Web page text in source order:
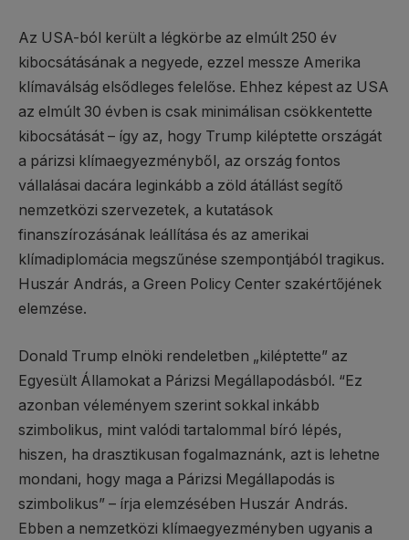
Az USA-ból került a légkörbe az elmúlt 250 év
kibocsátásának a negyede, ezzel messze Amerika
klímaválság elsődleges felelőse. Ehhez képest az USA
az elmúlt 30 évben is csak minimálisan csökkentette
kibocsátását – így az, hogy Trump kiléptette országát
a párizsi klímaegyezményből, az ország fontos
vállalásai dacára leginkább a zöld átállást segítő
nemzetközi szervezetek, a kutatások
finanszírozásának leállítása és az amerikai
klímadiplomácia megszűnése szempontjából tragikus.
Huszár András, a Green Policy Center szakértőjének
elemzése.
Donald Trump elnöki rendeletben „kiléptette” az
Egyesült Államokat a Párizsi Megállapodásból. “Ez
azonban véleményem szerint sokkal inkább
szimbolikus, mint valódi tartalommal bíró lépés,
hiszen, ha drasztikusan fogalmaznánk, azt is lehetne
mondani, hogy maga a Párizsi Megállapodás is
szimbolikus” – írja elemzésében Huszár András.
Ebben a nemzetközi klímaegyezményben ugyanis a